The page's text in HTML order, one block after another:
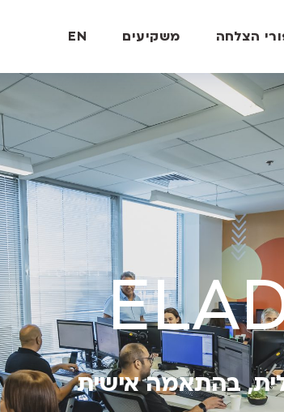
הצלחה משקיעים EN
בהתאמה אישית